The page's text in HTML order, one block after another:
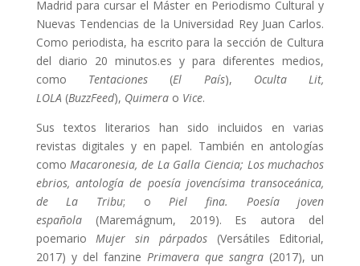
Madrid para cursar el Máster en Periodismo Cultural y
Nuevas Tendencias de la Universidad Rey Juan Carlos.
Como periodista, ha escrito para la sección de Cultura
del diario 20 minutos.es y para diferentes medios,
como Tentaciones (El País), Oculta Lit,
LOLA (BuzzFeed), Quimerao Vice.
Sus textos literarios han sido incluidos en varias
revistas digitales y en papel. También en antologías
comoMacaronesia, de La Galla Ciencia; Los muchachos
ebrios, antología de poesía jovencísima transoceánica,
de La Tribu; oPiel fina. Poesía joven
española(Maremágnum, 2019). Es autora del
poemarioMujer sin párpados(Versátiles Editorial,
2017) y del fanzine Primavera que sangra (2017), un